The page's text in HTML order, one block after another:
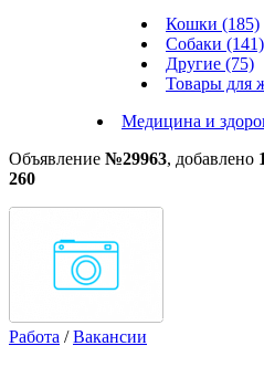
Кошки (185)
Собаки (141)
Другие (75)
Товары для
Медицина и
Объявление №29963, добавлено
260
Работа /Вакансии